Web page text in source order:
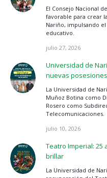
El Consejo Nacional
favorable para crear
Nariño, impulsando
educativo.
julio 27, 2026
Universidad de
nuevas posesiones
La Universidad de
Muñoz Botina como
Rosero como
Telecomunicaciones.
julio 10, 2026
Teatro Imperial: 25
brillar
La Universidad de